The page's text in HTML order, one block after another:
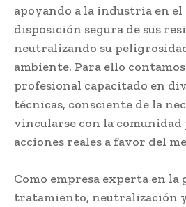
apoyando a la industria en
disposición segura de sus
neutralizando su
ambiente. Para ello
profesional capacitado en
técnicas, consciente de la
vincularse con la comunidad
acciones reales a favor del
Como empresa experta en la
tratamiento, neutralización